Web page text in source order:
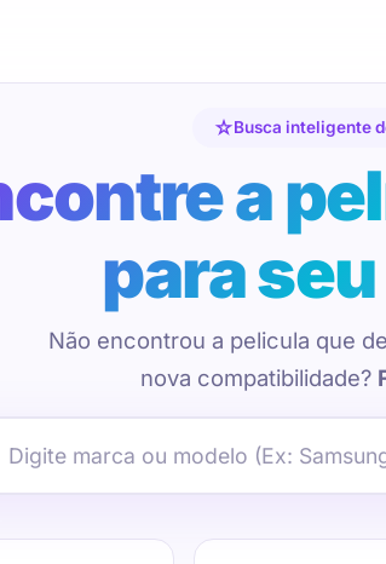
Busca inteligente
a
para
Não encontrou a pelicula que
nova compatibilidade?